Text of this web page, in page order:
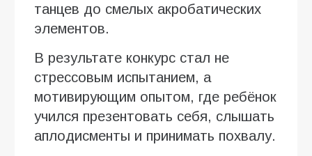
танцев до смелых акробатических
элементов.
В результате конкурс стал не
стрессовым испытанием, а
мотивирующим опытом, где ребёнок
учился презентовать себя, слышать
аплодисменты и принимать похвалу.